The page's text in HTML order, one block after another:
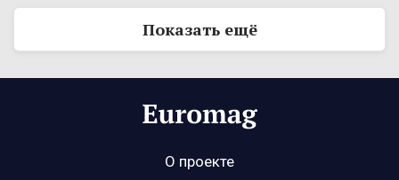
Показать ещё
О проекте